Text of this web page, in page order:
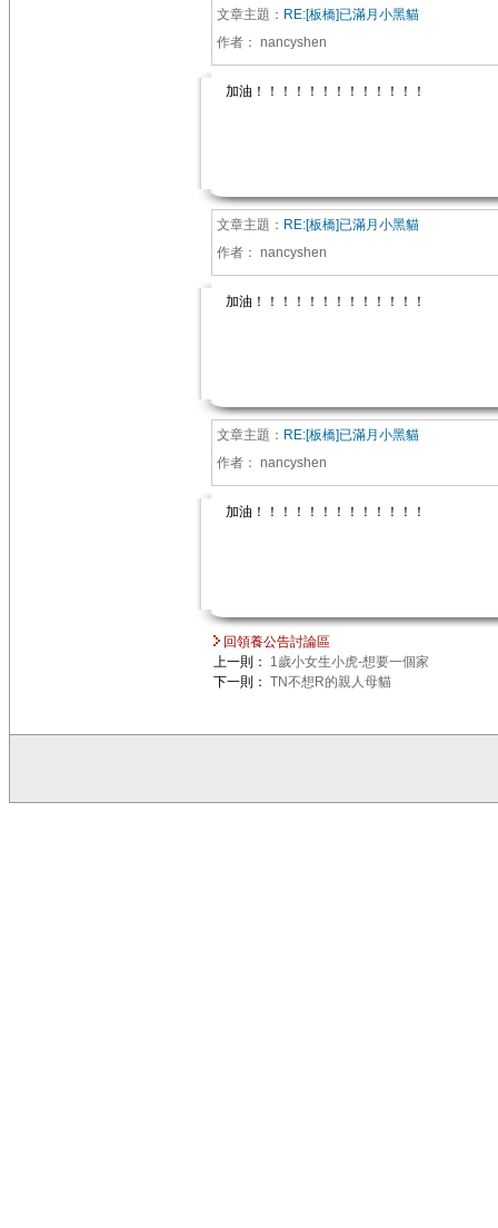
文章主題： RE:[板橋]已滿月小黑貓
作者： nancyshen
加油！！！！！！！！！！！！！
文章主題： RE:[板橋]已滿月小黑貓
作者： nancyshen
加油！！！！！！！！！！！！！
文章主題： RE:[板橋]已滿月小黑貓
作者： nancyshen
加油！！！！！！！！！！！！！
回領養公告討論區
上一則：
1歲小女生小虎-想要一個家
下一則： TN不想R的親人母貓